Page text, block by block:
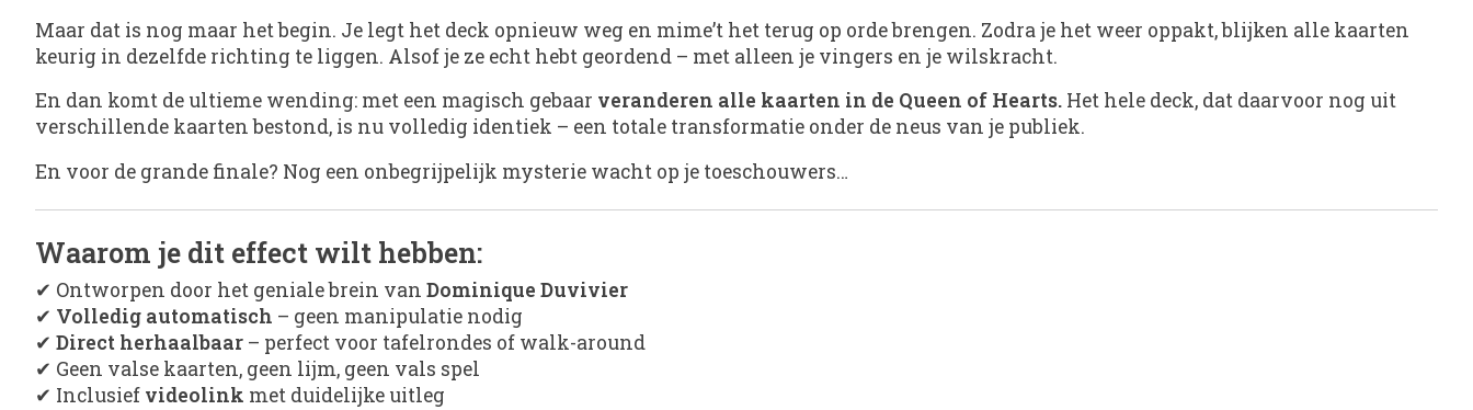
Maar dat is nog maar het begin. Je legt het deck opnieuw weg en mime’t het terug op orde brengen. Zodra je het weer oppakt, blijken alle kaarten
keurig in dezelfde richting te liggen. Alsof je ze echt hebt geordend – met alleen je vingers en je wilskracht.
En dan komt de ultieme wending: met een magisch gebaar veranderen alle kaarten in de Queen of Hearts. Het hele deck, dat daarvoor nog uit
verschillende kaarten bestond, is nu volledig identiek – een totale transformatie onder de neus van je publiek.
En voor de grande finale? Nog een onbegrijpelijk mysterie wacht op je toeschouwers…
Waarom je dit effect wilt hebben:
✔ Ontworpen door het geniale brein van Dominique Duvivier
✔ Volledig automatisch – geen manipulatie nodig
✔ Direct herhaalbaar – perfect voor tafelrondes of walk-around
✔ Geen valse kaarten, geen lijm, geen vals spel
✔ Inclusief videolink met duidelijke uitleg